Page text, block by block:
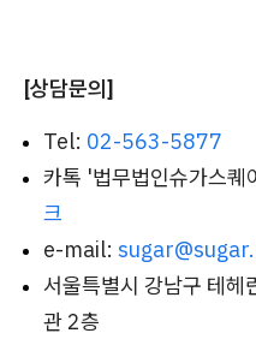
[상담문의]
Tel: 02-563-5877
카톡 '법무법인슈가스퀘
크
e-mail:
서울특별시 강남구 테
관 2층